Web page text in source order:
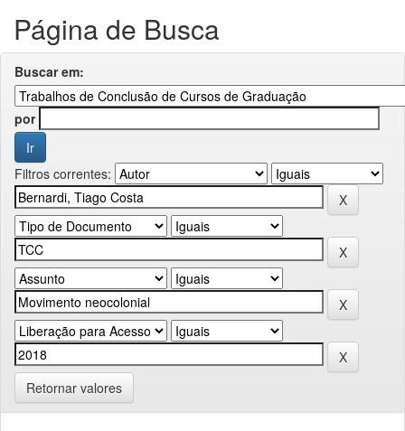
Página de Busca
Buscar em:
por
Filtros correntes:
Retornar valores